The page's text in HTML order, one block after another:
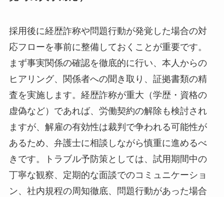
採用後に経歴詐称や問題行動が発覚した場合の対
応フローを事前に整備しておくことが重要です。
まず事実関係の確認を徹底的に行い、本人からの
ヒアリング、関係者への聞き取り、証拠書類の精
査を実施します。経歴詐称が重大（学歴・資格の
虚偽など）であれば、労働契約の解除も検討され
ますが、解雇の有効性は裁判で争われる可能性が
あるため、弁護士に相談しながら慎重に進めるべ
きです。トラブル予防策としては、試用期間中の
丁寧な観察、定期的な面談でのコミュニケーショ
ン、社内規程の周知徹底、問題行動があった場合